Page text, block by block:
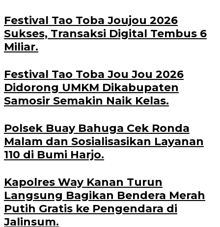
Festival Tao Toba Joujou 2026
Sukses, Transaksi Digital Tembus 6
Miliar.
Festival Tao Toba Jou Jou 2026
Didorong UMKM Dikabupaten
Samosir Semakin Naik Kelas.
Polsek Buay Bahuga Cek Ronda
Malam dan Sosialisasikan Layanan
110 di Bumi Harjo.
Kapolres Way Kanan Turun
Langsung Bagikan Bendera Merah
Putih Gratis ke Pengendara di
Jalinsum.